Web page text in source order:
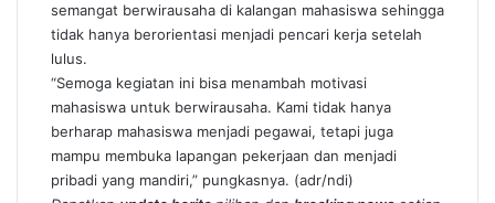
semangat berwirausaha di kalangan mahasiswa sehingga
tidak hanya berorientasi menjadi pencari kerja setelah
lulus.
“Semoga kegiatan ini bisa menambah motivasi
mahasiswa untuk berwirausaha. Kami tidak hanya
berharap mahasiswa menjadi pegawai, tetapi juga
mampu membuka lapangan pekerjaan dan menjadi
pribadi yang mandiri,” pungkasnya. (adr/ndi)